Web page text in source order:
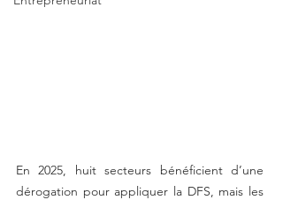
En 2025, huit secteurs bénéficient d’une
dérogation pour appliquer la DFS, mais les